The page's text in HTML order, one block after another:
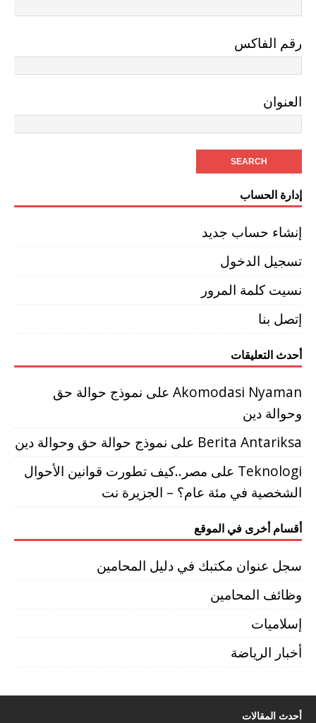
رقم الفاكس
العنوان
إدارة الحساب
إنشاء حساب جديد
تسجيل الدخول
نسيت كلمة المرور
إتصل بنا
أحدث التعليقات
Akomodasi Nyaman على نموذج حوالة حق
وحوالة دين
Berita Antariksa على نموذج حوالة حق وحوالة دين
Teknologi على مصر..كيف تطورت قوانين الأحوال
الشخصية في مئة عام؟ – الجزيرة نت
أقسام أخرى في الموقع
سجل عنوان مكتبك في دليل المحامين
وظائف المحامين
إسلاميات
أخبار الرياضة
أحدث المقالات